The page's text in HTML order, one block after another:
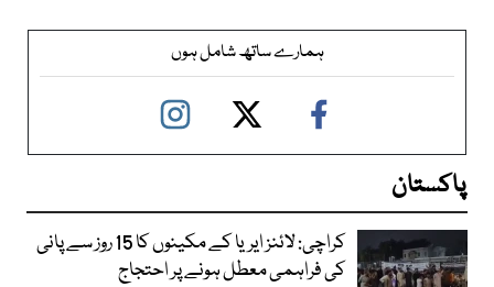
ہمارے ساتھ شامل ہوں
پاکستان
کراچی: لائنز ایریا کے مکینوں کا 15 روز سے پانی
کی فراہمی معطل ہونے پر احتجاج